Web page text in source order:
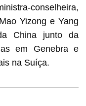
conselheira,
Yizong e Yang
China junto da
em Genebra e
na Suíça.